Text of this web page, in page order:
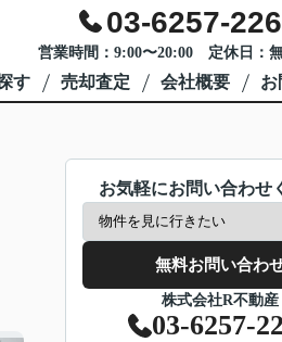
03-6257-
営業時間：9:00〜20:00 定休日：
す 売却査定 会社概要 お
お気軽にお問い合わせ
無料お問い合わ
株式会社R不動産
03-6257-